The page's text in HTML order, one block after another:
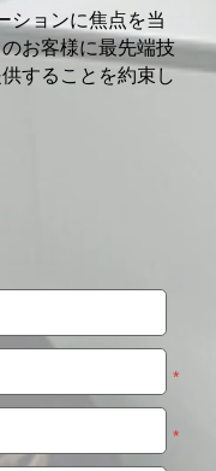
ションに焦点を当
お客様に最先端技
することを約束し
*
*